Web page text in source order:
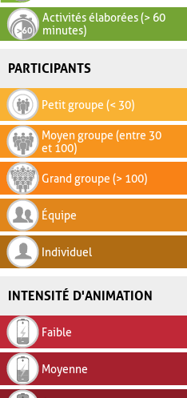
Activités élaborées (> 60
minutes)
PARTICIPANTS
Petit groupe (< 30)
Moyen groupe (entre 30
et 100)
Grand groupe (> 100)
Équipe
Individuel
INTENSITÉ D'ANIMATION
Faible
Moyenne